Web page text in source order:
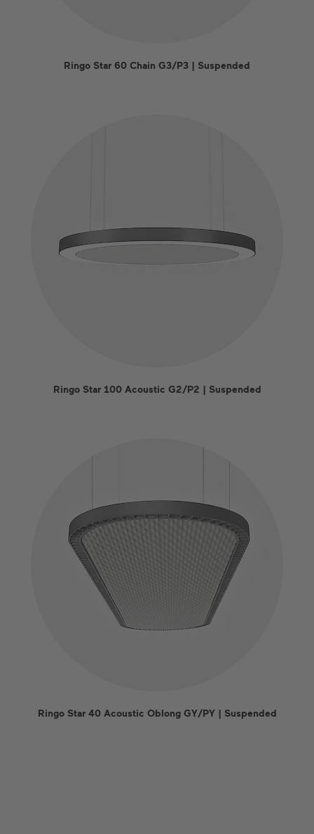
Ringo Star 60 Chain G3/P3 | Suspended
Ringo Star 100 Acoustic G2/P2 | Suspended
Ringo Star 40 Acoustic Oblong GY/PY | Suspended